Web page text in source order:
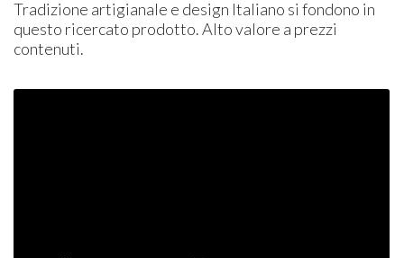
Tradizione artigianale e design Italiano si fondono in
questo ricercato prodotto. Alto valore a prezzi
contenuti.